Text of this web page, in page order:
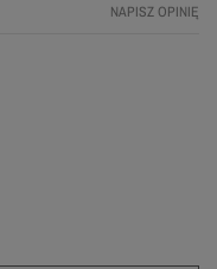
NAPISZ OPINIĘ